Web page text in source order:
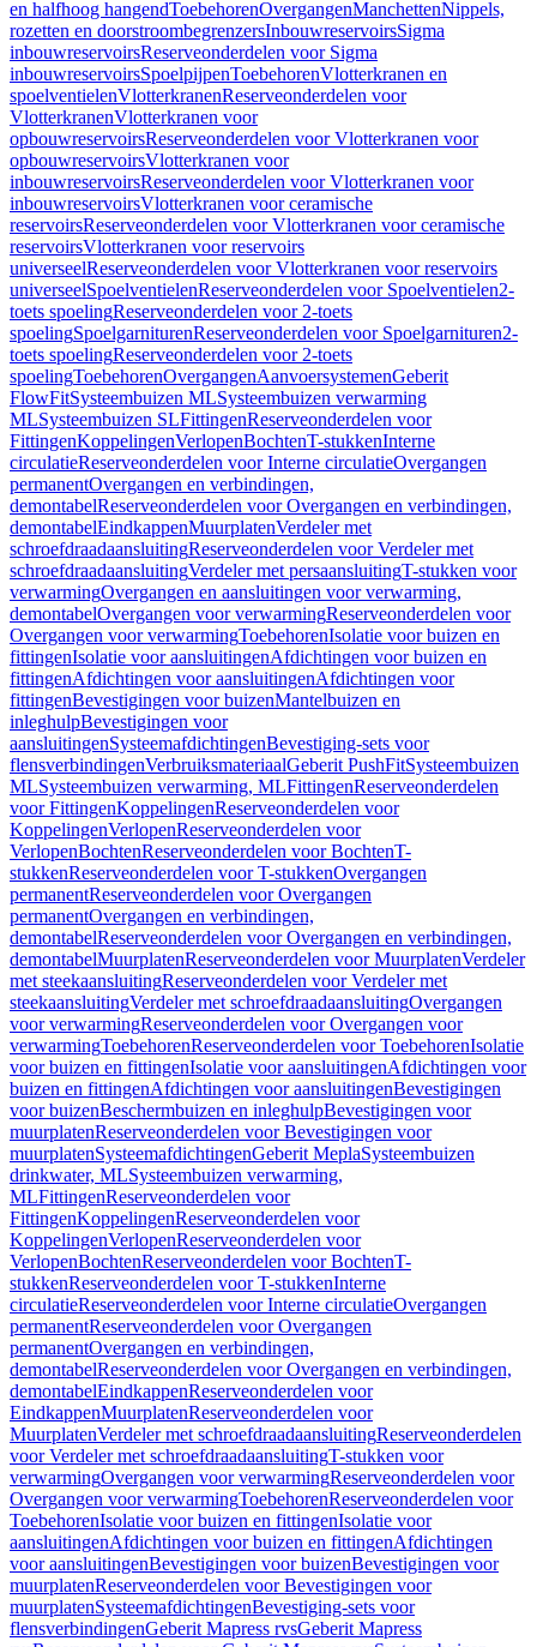
en halfhoog hangendToebehorenOvergangenManchettenNippels,
rozetten en doorstroombegrenzersInbouwreservoirsSigma
inbouwreservoirsReserveonderdelen voor Sigma
inbouwreservoirsSpoelpijpenToebehorenVlotterkranen en
spoelventielenVlotterkranenReserveonderdelen voor
VlotterkranenVlotterkranen voor
opbouwreservoirsReserveonderdelen voor Vlotterkranen voor
opbouwreservoirsVlotterkranen voor
inbouwreservoirsReserveonderdelen voor Vlotterkranen voor
inbouwreservoirsVlotterkranen voor ceramische
reservoirsReserveonderdelen voor Vlotterkranen voor ceramische
reservoirsVlotterkranen voor reservoirs
universeelReserveonderdelen voor Vlotterkranen voor reservoirs
universeelSpoelventielenReserveonderdelen voor Spoelventielen2-
toets spoelingReserveonderdelen voor 2-toets
spoelingSpoelgarniturenReserveonderdelen voor Spoelgarnituren2-
toets spoelingReserveonderdelen voor 2-toets
spoelingToebehorenOvergangenAanvoersystemenGeberit
FlowFitSysteembuizen MLSysteembuizen verwarming
MLSysteembuizen SLFittingenReserveonderdelen voor
FittingenKoppelingenVerlopenBochtenT-stukkenInterne
circulatieReserveonderdelen voor Interne circulatieOvergangen
permanentOvergangen en verbindingen,
demontabelReserveonderdelen voor Overgangen en verbindingen,
demontabelEindkappenMuurplatenVerdeler met
schroefdraadaansluitingReserveonderdelen voor Verdeler met
schroefdraadaansluitingVerdeler met persaansluitingT-stukken voor
verwarmingOvergangen en aansluitingen voor verwarming,
demontabelOvergangen voor verwarmingReserveonderdelen voor
Overgangen voor verwarmingToebehorenIsolatie voor buizen en
fittingenIsolatie voor aansluitingenAfdichtingen voor buizen en
fittingenAfdichtingen voor aansluitingenAfdichtingen voor
fittingenBevestigingen voor buizenMantelbuizen en
inleghulpBevestigingen voor
aansluitingenSysteemafdichtingenBevestiging-sets voor
flensverbindingenVerbruiksmateriaalGeberit PushFitSysteembuizen
MLSysteembuizen verwarming, MLFittingenReserveonderdelen
voor FittingenKoppelingenReserveonderdelen voor
KoppelingenVerlopenReserveonderdelen voor
VerlopenBochtenReserveonderdelen voor BochtenT-
stukkenReserveonderdelen voor T-stukkenOvergangen
permanentReserveonderdelen voor Overgangen
permanentOvergangen en verbindingen,
demontabelReserveonderdelen voor Overgangen en verbindingen,
demontabelMuurplatenReserveonderdelen voor MuurplatenVerdeler
met steekaansluitingReserveonderdelen voor Verdeler met
steekaansluitingVerdeler met schroefdraadaansluitingOvergangen
voor verwarmingReserveonderdelen voor Overgangen voor
verwarmingToebehorenReserveonderdelen voor ToebehorenIsolatie
voor buizen en fittingenIsolatie voor aansluitingenAfdichtingen voor
buizen en fittingenAfdichtingen voor aansluitingenBevestigingen
voor buizenBeschermbuizen en inleghulpBevestigingen voor
muurplatenReserveonderdelen voor Bevestigingen voor
muurplatenSysteemafdichtingenGeberit MeplaSysteembuizen
drinkwater, MLSysteembuizen verwarming,
MLFittingenReserveonderdelen voor
FittingenKoppelingenReserveonderdelen voor
KoppelingenVerlopenReserveonderdelen voor
VerlopenBochtenReserveonderdelen voor BochtenT-
stukkenReserveonderdelen voor T-stukkenInterne
circulatieReserveonderdelen voor Interne circulatieOvergangen
permanentReserveonderdelen voor Overgangen
permanentOvergangen en verbindingen,
demontabelReserveonderdelen voor Overgangen en verbindingen,
demontabelEindkappenReserveonderdelen voor
EindkappenMuurplatenReserveonderdelen voor
MuurplatenVerdeler met schroefdraadaansluitingReserveonderdelen
voor Verdeler met schroefdraadaansluitingT-stukken voor
verwarmingOvergangen voor verwarmingReserveonderdelen voor
Overgangen voor verwarmingToebehorenReserveonderdelen voor
ToebehorenIsolatie voor buizen en fittingenIsolatie voor
aansluitingenAfdichtingen voor buizen en fittingenAfdichtingen
voor aansluitingenBevestigingen voor buizenBevestigingen voor
muurplatenReserveonderdelen voor Bevestigingen voor
muurplatenSysteemafdichtingenBevestiging-sets voor
flensverbindingenGeberit Mapress rvsGeberit Mapress